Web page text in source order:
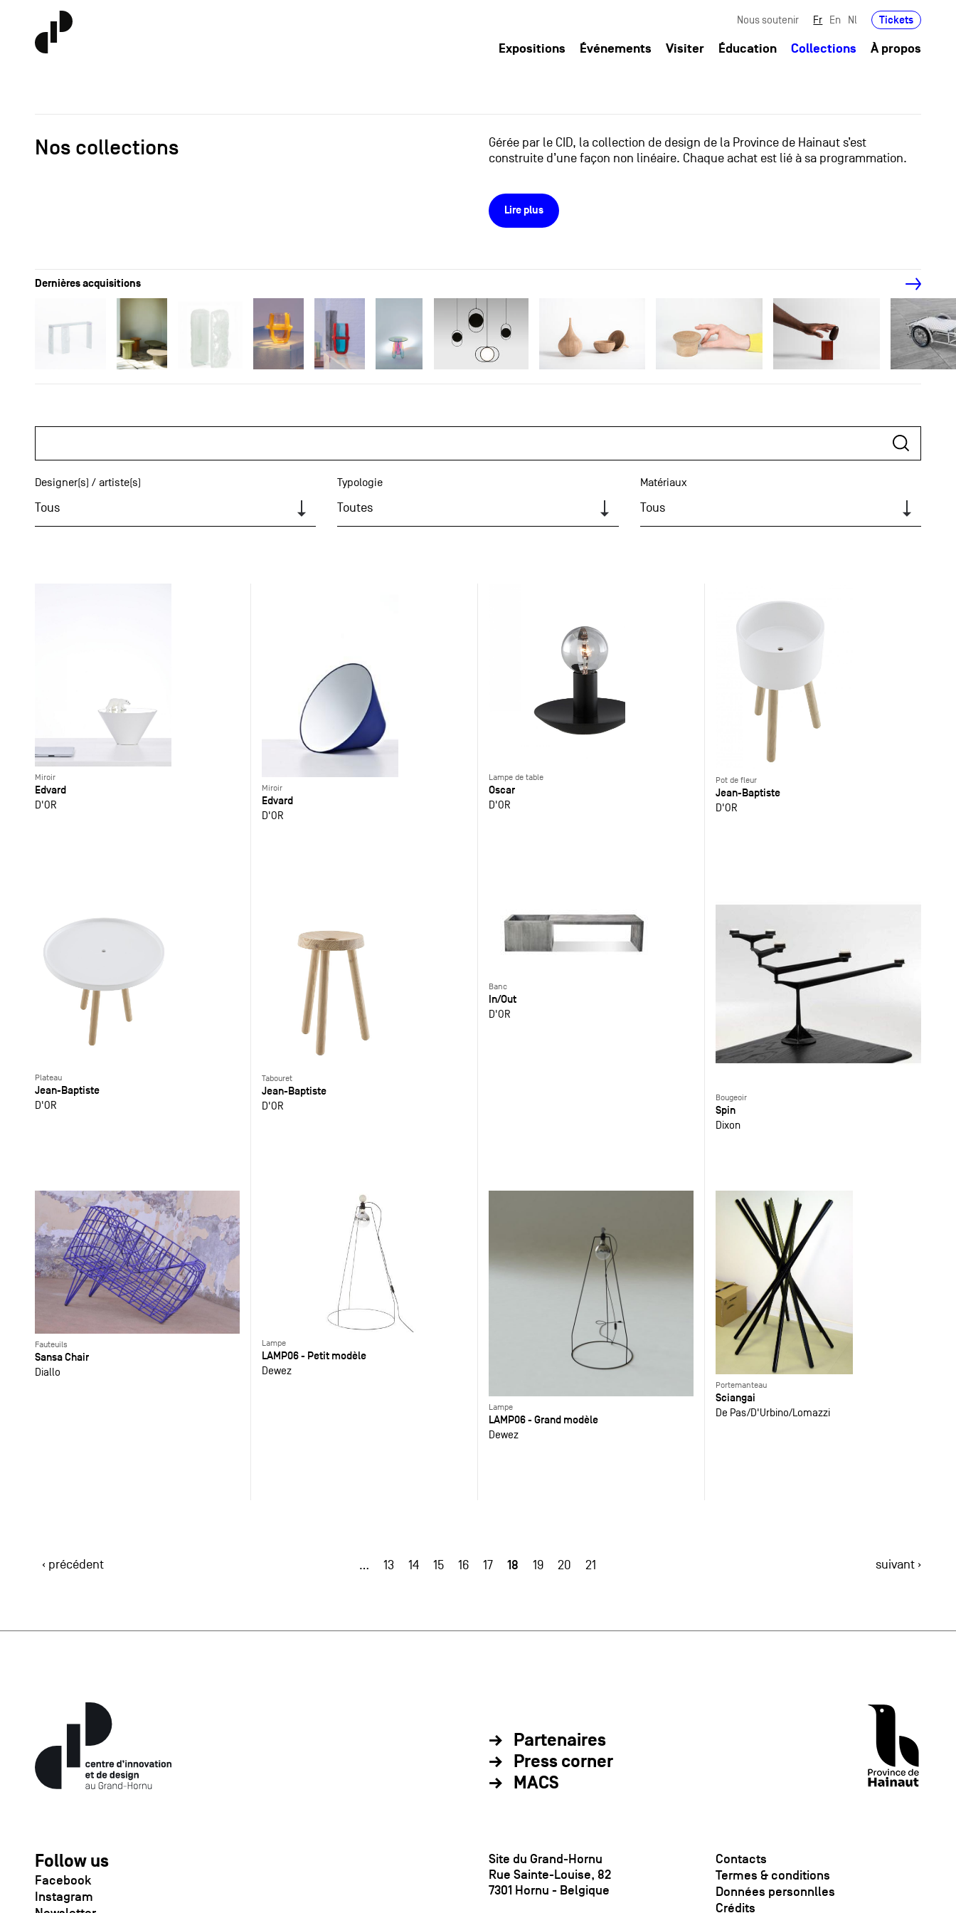
Nous soutenir Fr En Nl Tickets
Expositions Événements Visiter Éducation Collections À propos
Nos collections
Gérée par le CID, la collection de design de la Province de Hainaut s’est
construite d’une façon non linéaire. Chaque achat est lié à sa programmation.
Lire plus
Dernières acquisitions
Designer(s) / artiste(s)
Tous
Typologie
Toutes
Matériaux
Tous
Miroir
Edvard
D'OR
Miroir
Edvard
D'OR
Lampe de table
Oscar
D'OR
Pot de fleur
Jean-Baptiste
D'OR
Plateau
Jean-Baptiste
D'OR
Tabouret
Jean-Baptiste
D'OR
Banc
In/Out
D'OR
Bougeoir
Spin
Dixon
Fauteuils
Sansa Chair
Diallo
Lampe
LAMP06 - Petit modèle
Dewez
Lampe
LAMP06 - Grand modèle
Dewez
Portemanteau
Sciangai
De Pas D'Urbino Lomazzi
‹ précédent … 13 14 15 16 17 18 19 20 21 suivant ›
Partenaires
Press corner
MACS
Follow us
Facebook
Instagram
Site du Grand-Hornu
Rue Sainte-Louise, 82
7301 Hornu - Belgique
Contacts
Termes & conditions
Données personnlles
Crédits